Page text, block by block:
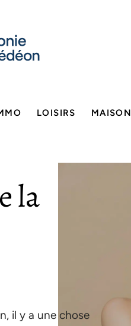
LOISIRS MAISON
la
il y a une chose